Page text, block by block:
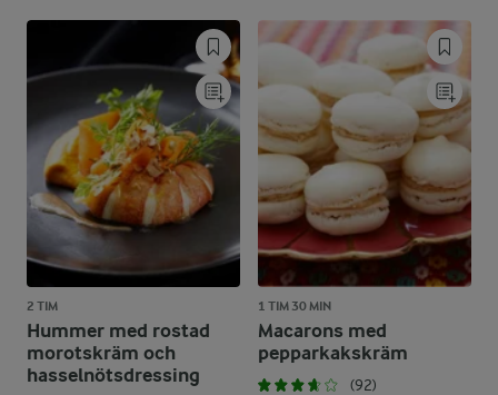
2 TIM
Hummer med rostad
morotskräm och
hasselnötsdressing
1 TIM 30 MIN
Macarons med
pepparkakskräm
(92)